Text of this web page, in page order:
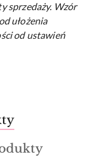
sprzedaży. Wzór
ułożenia
od ustawień